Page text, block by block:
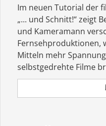
Im neuen Tutorial der
„... und Schnitt!“ zeigt
und Kameramann
Fernsehproduktionen,
Mitteln mehr
selbstgedrehte Filme